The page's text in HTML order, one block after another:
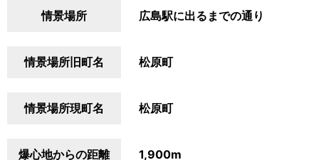
情景場所 広島駅に出るまでの通り
情景場所旧町名 松原町
情景場所現町名 松原町
爆心地からの距離 1,900m